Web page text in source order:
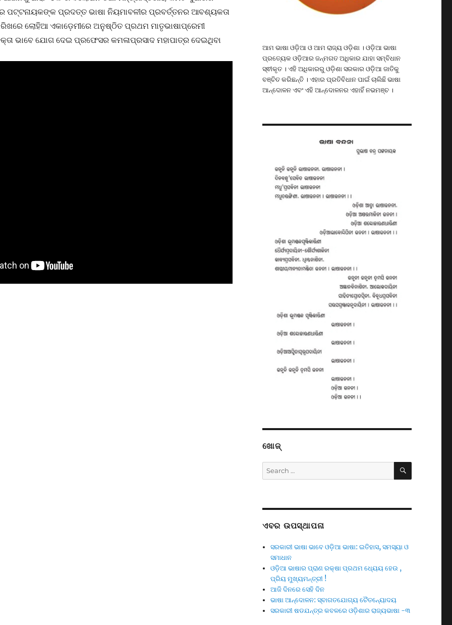
ପଟ୍ଟନାୟକଙ୍କ ପ୍ରଦତ୍ତ ଭାଷା ନିୟମାବଳୀର ପ୍ରବର୍ତ୍ତନର ଆବଶ୍ୟକତା
ଲୋହିଆ ଏକାଡ଼େମୀରେ ଅନୁଷ୍ଠିତ ପ୍ରଥମ ମାତୃଭାଷାପ୍ରେମୀ
ଭାବେ ଯୋଗ ଦେଇ ପ୍ରଫେସର କମଳାପ୍ରସାଦ ମହାପାତ୍ର ଦେଇଥିବା
ଆମ ଭାଷା ଓଡ଼ିଆ ଓ ଆମ ରାଜ୍ୟ ଓଡ଼ିଶା । ଓଡ଼ିଆ ଭାଷା
ପ୍ରତ୍ୟେକ ଓଡ଼ିଆର ଜନ୍ମଗତ ଅଧିକାର ଯାହା ସମ୍ବିଧାନ
ସ୍ଵୀକୃତ । ଏହି ଅଧିକାରରୁ ଓଡ଼ିଶା ସରକାର ଓଡ଼ିଆ ଜାତିକୁ
ବଞ୍ଚିତ କରିଛନ୍ତି । ଏହାର ପ୍ରତିବିଧାନ ପାଇଁ ଚାଲିଛି ଭାଷା
ଆନ୍ଦୋଳନ ଏବଂ ଏହି ଆନ୍ଦୋଳନର ଏହାହିଁ ନଭମଞ୍ଚ ।
ଖୋଜ୍
Search
for:
SEARCH
ଏବର ଉପସ୍ଥାପନା
ସରକାରୀ ଭାଷା ଭାବେ ଓଡ଼ିଆ ଭାଷା: ଇତିହାସ, ସମସ୍ୟା ଓ
ସମାଧାନ
ଓଡ଼ିଆ ଭାଷାର ପ୍ରାଣ ରକ୍ଷା ପ୍ରଥମ ଧ୍ୟେୟ ହେଉ ,
ପ୍ରିୟ ମୁଖ୍ୟମନ୍ତ୍ରୀ !
ଆଜି ଦିନରେ ସେହି ଦିନ
ଭାଷା ଆନ୍ଦୋଳନ: ସ୍ବାଗତଯୋଗ୍ୟ ଚୈତନ୍ୟୋଦୟ
ସରକାରୀ ଷଡଯନ୍ତ୍ର କବଳରେ ଓଡ଼ିଶାର ରାଜ୍ୟଭାଷା -୩